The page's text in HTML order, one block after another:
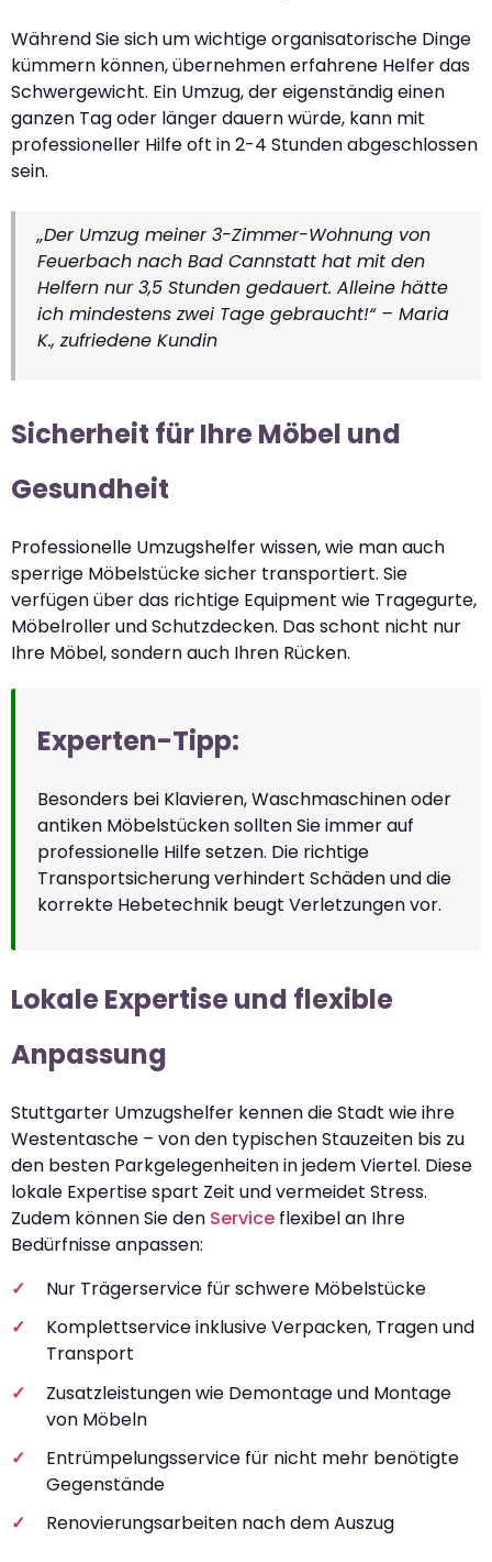
Während Sie sich um wichtige organisatorische Dinge
kümmern können, übernehmen erfahrene Helfer das
Schwergewicht. Ein Umzug, der eigenständig einen
ganzen Tag oder länger dauern würde, kann mit
professioneller Hilfe oft in 2-4 Stunden abgeschlossen
sein.
„Der Umzug meiner 3-Zimmer-Wohnung von
Feuerbach nach Bad Cannstatt hat mit den
Helfern nur 3,5 Stunden gedauert. Alleine hätte
ich mindestens zwei Tage gebraucht!“ – Maria
K., zufriedene Kundin
Sicherheit für Ihre Möbel und
Gesundheit
Professionelle Umzugshelfer wissen, wie man auch
sperrige Möbelstücke sicher transportiert. Sie
verfügen über das richtige Equipment wie Tragegurte,
Möbelroller und Schutzdecken. Das schont nicht nur
Ihre Möbel, sondern auch Ihren Rücken.
Experten-Tipp:
Besonders bei Klavieren, Waschmaschinen oder
antiken Möbelstücken sollten Sie immer auf
professionelle Hilfe setzen. Die richtige
Transportsicherung verhindert Schäden und die
korrekte Hebetechnik beugt Verletzungen vor.
Lokale Expertise und flexible
Anpassung
Stuttgarter Umzugshelfer kennen die Stadt wie ihre
Westentasche – von den typischen Stauzeiten bis zu
den besten Parkgelegenheiten in jedem Viertel. Diese
lokale Expertise spart Zeit und vermeidet Stress.
Zudem können Sie den Service flexibel an Ihre
Bedürfnisse anpassen:
Nur Trägerservice für schwere Möbelstücke
Komplettservice inklusive Verpacken, Tragen und
Transport
Zusatzleistungen wie Demontage und Montage
von Möbeln
Entrümpelungsservice für nicht mehr benötigte
Gegenstände
Renovierungsarbeiten nach dem Auszug